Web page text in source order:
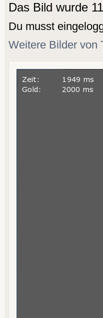
Das Bild wurde
Du musst
Weitere Bilder von